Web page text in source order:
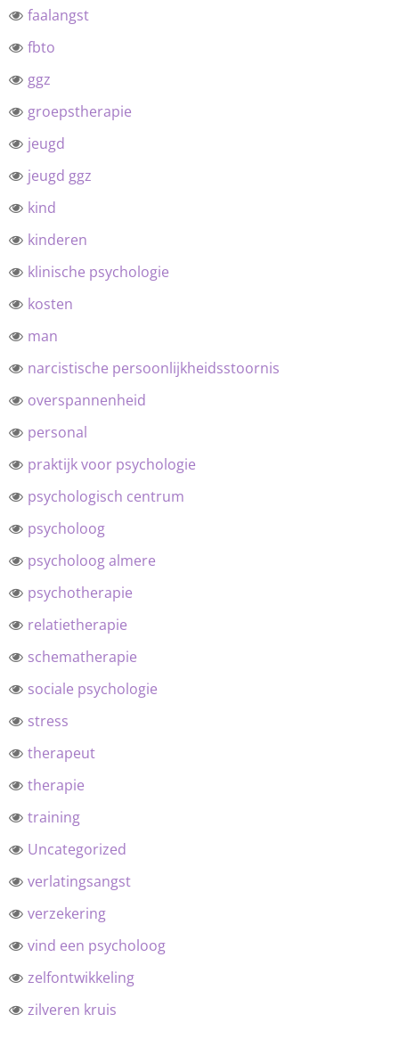
faalangst
fbto
ggz
groepstherapie
jeugd
jeugd ggz
kind
kinderen
klinische psychologie
kosten
man
narcistische persoonlijkheidsstoornis
overspannenheid
personal
praktijk voor psychologie
psychologisch centrum
psycholoog
psycholoog almere
psychotherapie
relatietherapie
schematherapie
sociale psychologie
stress
therapeut
therapie
training
Uncategorized
verlatingsangst
verzekering
vind een psycholoog
zelfontwikkeling
zilveren kruis